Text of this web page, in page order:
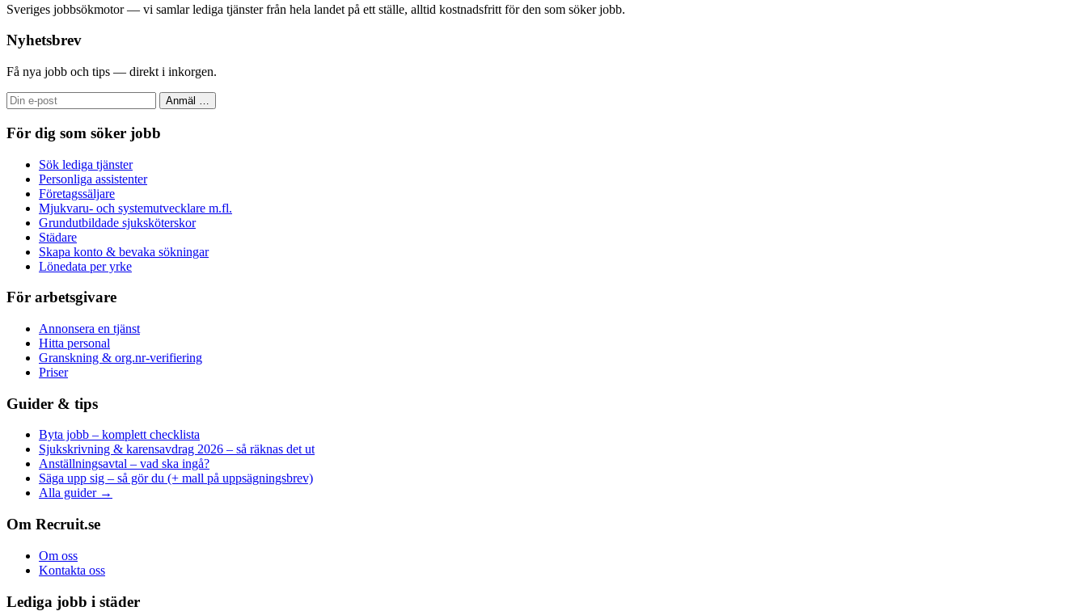
Sveriges jobbsökmotor — vi samlar lediga tjänster från hela landet på ett ställe, alltid kostnadsfritt för den som söker jobb.
Nyhetsbrev
Få nya jobb och tips — direkt i inkorgen.
Anmäl …
För dig som söker jobb
Sök lediga tjänster
Personliga assistenter
Företagssäljare
Mjukvaru- och systemutvecklare m.fl.
Grundutbildade sjuksköterskor
Städare
Skapa konto & bevaka sökningar
Lönedata per yrke
För arbetsgivare
Annonsera en tjänst
Hitta personal
Granskning & org.nr-verifiering
Priser
Guider & tips
Byta jobb – komplett checklista
Sjukskrivning & karensavdrag 2026 – så räknas det ut
Anställningsavtal – vad ska ingå?
Säga upp sig – så gör du (+ mall på uppsägningsbrev)
Alla guider →
Om Recruit.se
Om oss
Kontakta oss
Lediga jobb i städer